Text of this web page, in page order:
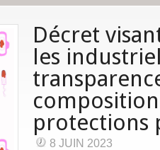
Décret
les
protections
8 JUIN 2023